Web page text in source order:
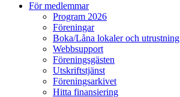
För medlemmar
Program 2026
Föreningar
Boka/Låna lokaler och utrustning
Webbsupport
Föreningsgästen
Utskriftstjänst
Föreningsarkivet
Hitta finansiering